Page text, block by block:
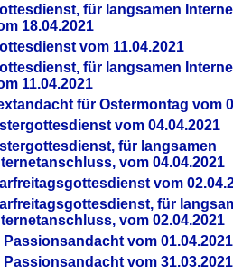
für langsamen
18.04.2021
vom 11.04.2021
für langsamen
11.04.2021
für Ostermontag vom
vom 04.04.2021
für langsamen
vom 04.04.2021
vom
für
vom 02.04.2021
Passionsandacht vom 01.04.2021
Passionsandacht vom 31.03.2021